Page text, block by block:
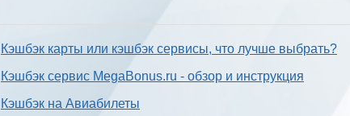
Кэшбэк карты или кэшбэк сервисы, что лучше выбрать?
Кэшбэк сервис MegaBonus.ru - обзор и инструкция
Кэшбэк на Авиабилеты